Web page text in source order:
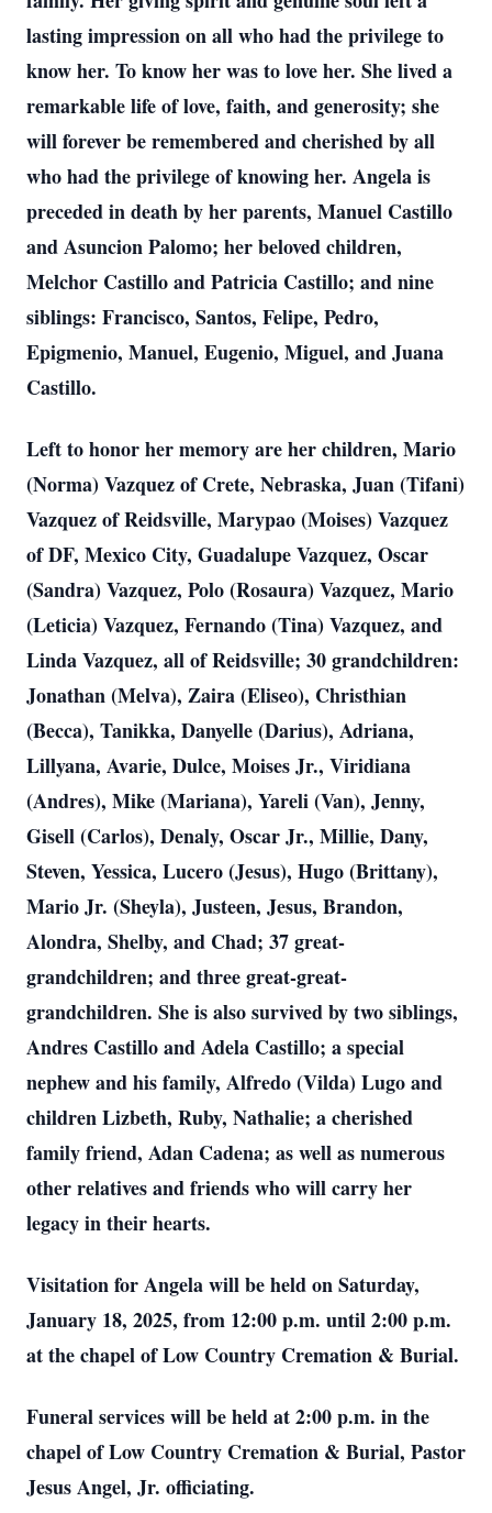
lasting impression on all who had the privilege to
know her. To know her was to love her. She lived a
remarkable life of love, faith, and generosity; she
will forever be remembered and cherished by all
who had the privilege of knowing her. Angela is
preceded in death by her parents, Manuel Castillo
and Asuncion Palomo; her beloved children,
Melchor Castillo and Patricia Castillo; and nine
siblings: Francisco, Santos, Felipe, Pedro,
Epigmenio, Manuel, Eugenio, Miguel, and Juana
Castillo.
Left to honor her memory are her children, Mario
(Norma) Vazquez of Crete, Nebraska, Juan (Tifani)
Vazquez of Reidsville, Marypao (Moises) Vazquez
of DF, Mexico City, Guadalupe Vazquez, Oscar
(Sandra) Vazquez, Polo (Rosaura) Vazquez, Mario
(Leticia) Vazquez, Fernando (Tina) Vazquez, and
Linda Vazquez, all of Reidsville; 30 grandchildren:
Jonathan (Melva), Zaira (Eliseo), Christhian
(Becca), Tanikka, Danyelle (Darius), Adriana,
Lillyana, Avarie, Dulce, Moises Jr., Viridiana
(Andres), Mike (Mariana), Yareli (Van), Jenny,
Gisell (Carlos), Denaly, Oscar Jr., Millie, Dany,
Steven, Yessica, Lucero (Jesus), Hugo (Brittany),
Mario Jr. (Sheyla), Justeen, Jesus, Brandon,
Alondra, Shelby, and Chad; 37 great-
grandchildren; and three great-great-
grandchildren. She is also survived by two siblings,
Andres Castillo and Adela Castillo; a special
nephew and his family, Alfredo (Vilda) Lugo and
children Lizbeth, Ruby, Nathalie; a cherished
family friend, Adan Cadena; as well as numerous
other relatives and friends who will carry her
legacy in their hearts.
Visitation for Angela will be held on Saturday,
January 18, 2025, from 12:00 p.m. until 2:00 p.m.
at the chapel of Low Country Cremation & Burial.
Funeral services will be held at 2:00 p.m. in the
chapel of Low Country Cremation & Burial, Pastor
Jesus Angel, Jr. officiating.